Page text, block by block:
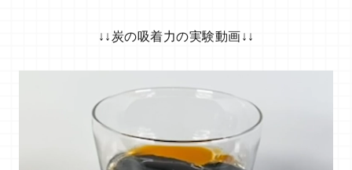
↓↓炭の吸着力の実験動画↓↓